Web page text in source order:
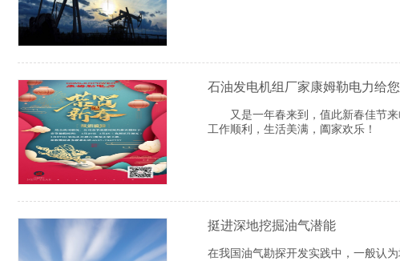
石油发电机组厂家康姆勒电力给
又是一年春来到，值此新春佳节来
工作顺利，生活美满，阖家欢乐！
挺进深地挖掘油气潜能
在我国油气勘探开发实践中，一般认